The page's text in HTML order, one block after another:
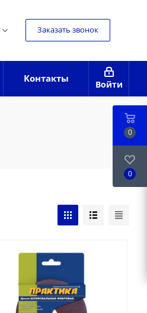
Заказать звонок
Войти
Контакты
0
0